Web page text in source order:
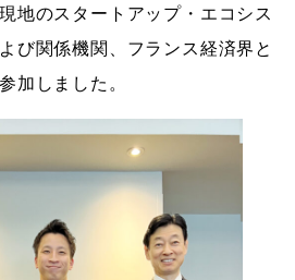
地のスタートアップ・エコシス
び関係機関、フランス経済界と
加しました。